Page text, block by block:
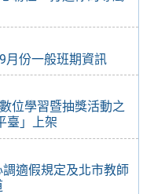
月份一般班期資訊
位學習暨抽獎活動之
臺」上架
適假規定及北市教師